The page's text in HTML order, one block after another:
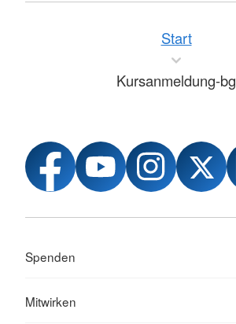
Start
Kursanmeldung-bg
Spenden
Mitwirken